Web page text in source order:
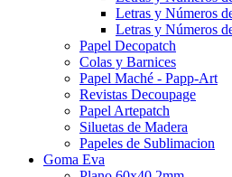
Letras y Números
Letras y Números
Papel Decopatch
Colas y Barnices
Papel Maché - Papp-Art
Revistas Decoupage
Papel Artepatch
Siluetas de Madera
Papeles de Sublimacion
Goma Eva